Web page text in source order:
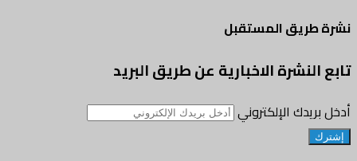
نشرة طريق المستقبل
تابع النشرة الاخبارية عن طريق البريد
أدخل بريدك الإلكتروني